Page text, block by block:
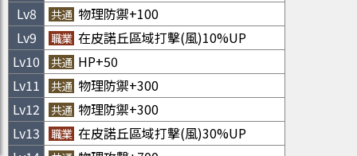
Lv8 共通 物理防禦+100
Lv9 職業 在皮諾丘區域打擊(風)10%UP
Lv10 共通 HP+50
Lv11 共通 物理防禦+300
Lv12 共通 物理防禦+300
Lv13 職業 在皮諾丘區域打擊(風)30%UP